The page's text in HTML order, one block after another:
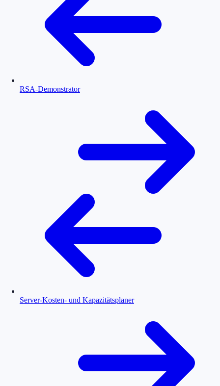
RSA-Demonstrator
Server-Kosten- und Kapazitätsplaner